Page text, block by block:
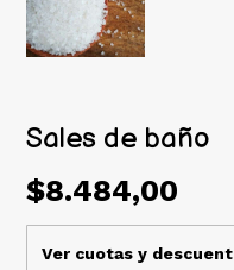
Sales de baño
$8.484,00
Ver cuotas y